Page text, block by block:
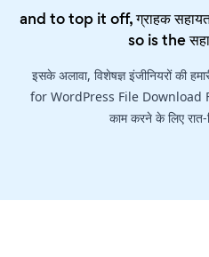
and to top it off, ग्राहक
so is the
इसके अलावा, विशेषज्ञ इंजीनियरों की
for WordPress File Download
काम करने के लिए